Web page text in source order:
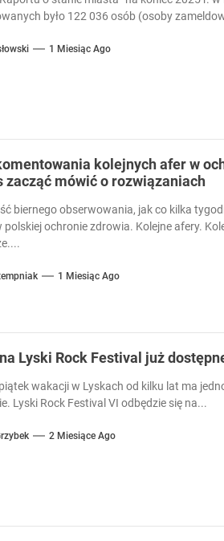
było 122 036 osób (osoby
1 Miesiąc Ago
kolejnych afer w
zacząć mówić o rozwiązaniach
biernego obserwowania, jak co kilka
polskiej ochronie zdrowia. Kolejne afery.
1 Miesiąc Ago
Lyski Rock Festival już
wakacji w Lyskach od kilku lat ma
Lyski Rock Festival VI odbędzie się na...
2 Miesiące Ago